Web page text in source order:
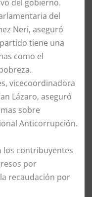
del gobierno.
del
Neri, aseguró
tiene una
como el
vicecoordinadora
Lázaro, aseguró
sobre
Anticorrupción.
los contribuyentes
por
recaudación por